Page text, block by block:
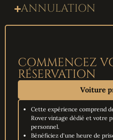
ANNULATION
COMMENCEZ
RÉSERVATION
Voiture
Cette expérience comprend
Rover vintage dédié et votre
personnel.
Bénéficiez d'une heure de